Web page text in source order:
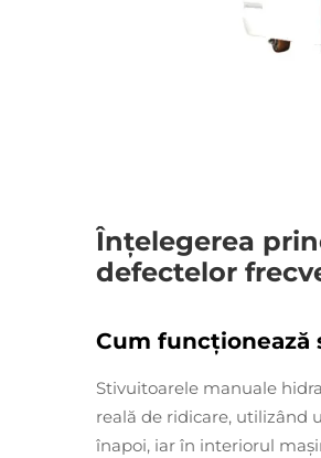
Înțelegerea
defectelor
Cum funcționează
Stivuitoarele manuale
reală de ridicare, utilizând
înapoi, iar în interiorul